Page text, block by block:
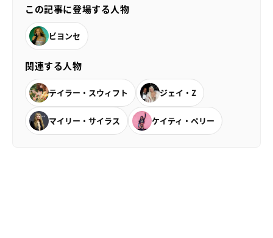
この記事に登場する人物
ビヨンセ
関連する人物
テイラー・スウィフト ジェイ・Z
マイリー・サイラス ケイティ・ペリー